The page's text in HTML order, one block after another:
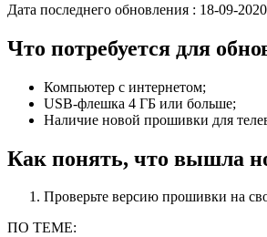
Дата последнего обновления : 18-09-2020
Что потребуется для
Компьютер с интернетом;
USB-флешка 4 ГБ или больше;
Наличие новой прошивки для
Как понять, что вышла
Проверьте версию прошивки на
ПО ТЕМЕ: